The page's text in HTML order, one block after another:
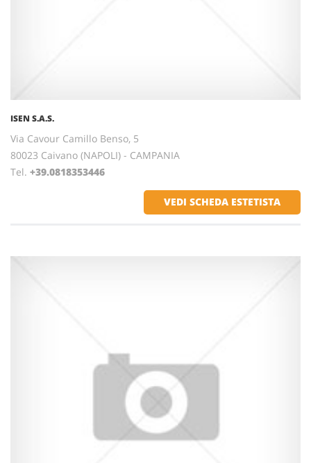
ISEN S.A.S.
Via Cavour Camillo Benso, 5
80023 Caivano (NAPOLI) - CAMPANIA
Tel. +39.0818353446
VEDI SCHEDA ESTETISTA